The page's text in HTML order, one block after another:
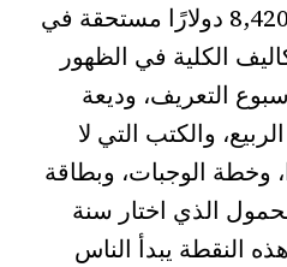
بوابة الرسوم تقول إن 8,420 دولارًا مستحقة في
الكلية في الظهور
التعريف، وديعة
والكتب التي لا
وخطة الوجبات، وبطاقة
الذي اختار سنة
النقطة يبدأ الناس